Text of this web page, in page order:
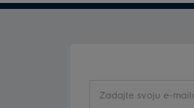
svoju